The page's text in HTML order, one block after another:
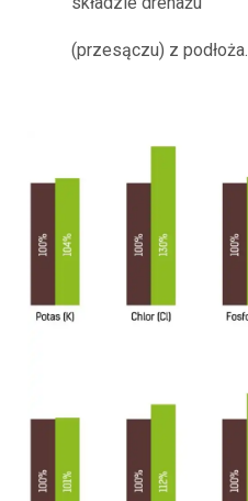
(przesączu) z podłoża.